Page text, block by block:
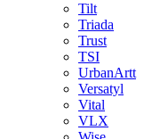
Tilt
Triada
Trust
TSI
UrbanArtt
Versatyl
Vital
VLX